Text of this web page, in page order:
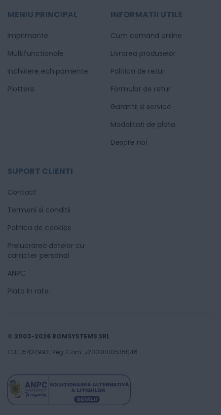
MENIU PRINCIPAL
Imprimante
Multifunctionale
Inchiriere echipamente
Plottere
INFORMATII UTILE
Cum comand online
Livrarea produselor
Politica de retur
Formular de retur
Garantii si service
Modalitati de plata
Despre noi
SUPORT CLIENTI
Contact
Termeni si conditii
Politica de cookies
Prelucrarea datelor cu
caracter personal
ANPC
Plata in rate
© 2003-2026 ROMSYSTEMS SRL
CUI: 15437993, Reg. Com. J2003000535046